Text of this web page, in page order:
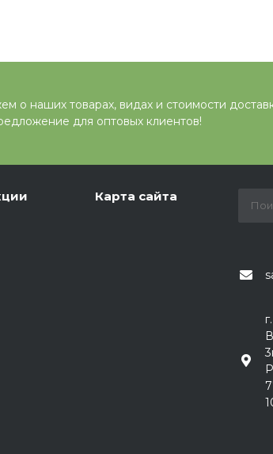
о наших товарах, видах и стоимости
для оптовых клиентов!
Карта сайта